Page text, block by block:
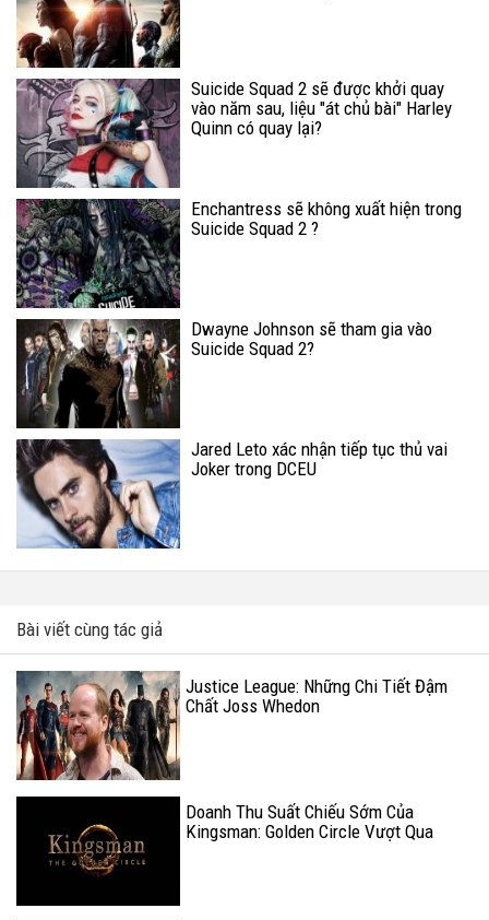
Suicide Squad 2 sẽ được khởi quay
vào năm sau, liệu "át chủ bài" Harley
Quinn có quay lại?
Enchantress sẽ không xuất hiện trong
Suicide Squad 2 ?
Dwayne Johnson sẽ tham gia vào
Suicide Squad 2?
Jared Leto xác nhận tiếp tục thủ vai
Joker trong DCEU
Bài viết cùng tác giả
Justice League: Những Chi Tiết Đậm
Chất Joss Whedon
Doanh Thu Suất Chiếu Sớm Của
Kingsman: Golden Circle Vượt Qua